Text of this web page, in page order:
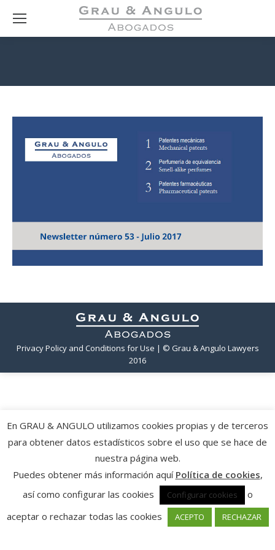
Privacy Policy and Conditions for Use | © Grau & Angulo Lawyers
2016
En GRAU & ANGULO utilizamos cookies propias y de terceros
para obtener datos estadísticos sobre el uso que se hace de
nuestra página web.
Puedes obtener más información aquí Política de cookies,
así como configurar las cookies
Configurar cookies
o
aceptar o rechazar todas las cookies
ACEPTO RECHAZAR